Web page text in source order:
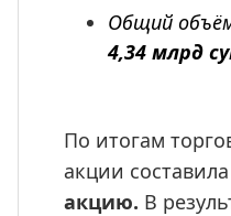
Общий
4,34 млрд
По итогам
акции составила
акцию. В